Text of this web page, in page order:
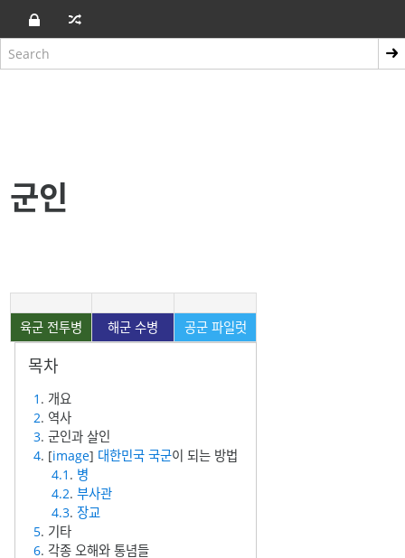
군인
육군 전투병 해군 수병 공군 파일럿
1 . 개요
2. 역사
3. 군인과 살인
4. [image] 대한민국 국군이 되는 방법
4.1 . 병
4.2.부사관
4.3.장교
5. 기타
6. 각종 오해와 통념들